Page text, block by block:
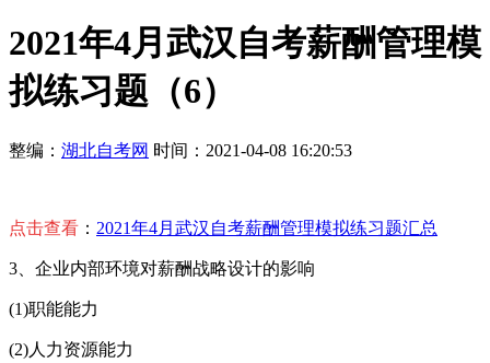
2021年4月武汉自考薪酬管理模
拟练习题（6）
整编： 湖北自考网 时间：2021-04-08 16:20:53
点击查看 ： 2021年4月武汉自考薪酬管理模拟练习题汇总
3、企业内部环境对薪酬战略设计的影响
(1)职能能力
(2)人力资源能力